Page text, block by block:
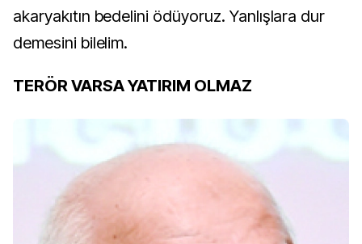
akaryakıtın bedelini ödüyoruz. Yanlışlara dur
demesini bilelim.
TERÖR VARSA YATIRIM OLMAZ